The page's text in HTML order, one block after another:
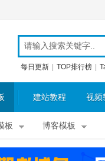
每日更新 TOP排行榜
建站教程 视频
板 博客模板